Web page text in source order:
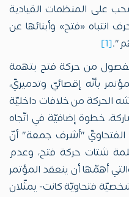
على المنظمات القيادية
انتباه «فتح» وأبنائها عن
[1]
من حركة فتح بتهمة
بأنّه إقصائيّ وتدميريّ،
الحركة من خلافات داخليّة
خطوة إضافيّة في اتّجاه
الفتحاويّ "أشرف جمعة" أنّ
شتات حركة فتح، وعدم
أهمّها أن ينعقد المؤتمر
فتحاويّة كانت- يمثّلان